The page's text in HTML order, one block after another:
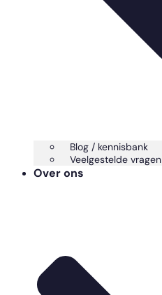
Blog / kennisbank
Veelgestelde vragen
Over ons